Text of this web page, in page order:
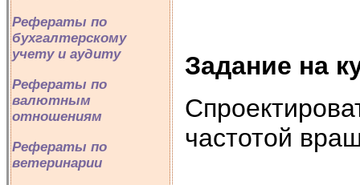
Рефераты по
бухгалтерскому
учету и аудиту
Рефераты по
валютным
отношениям
Рефераты по
ветеринарии
Задание на
частотой